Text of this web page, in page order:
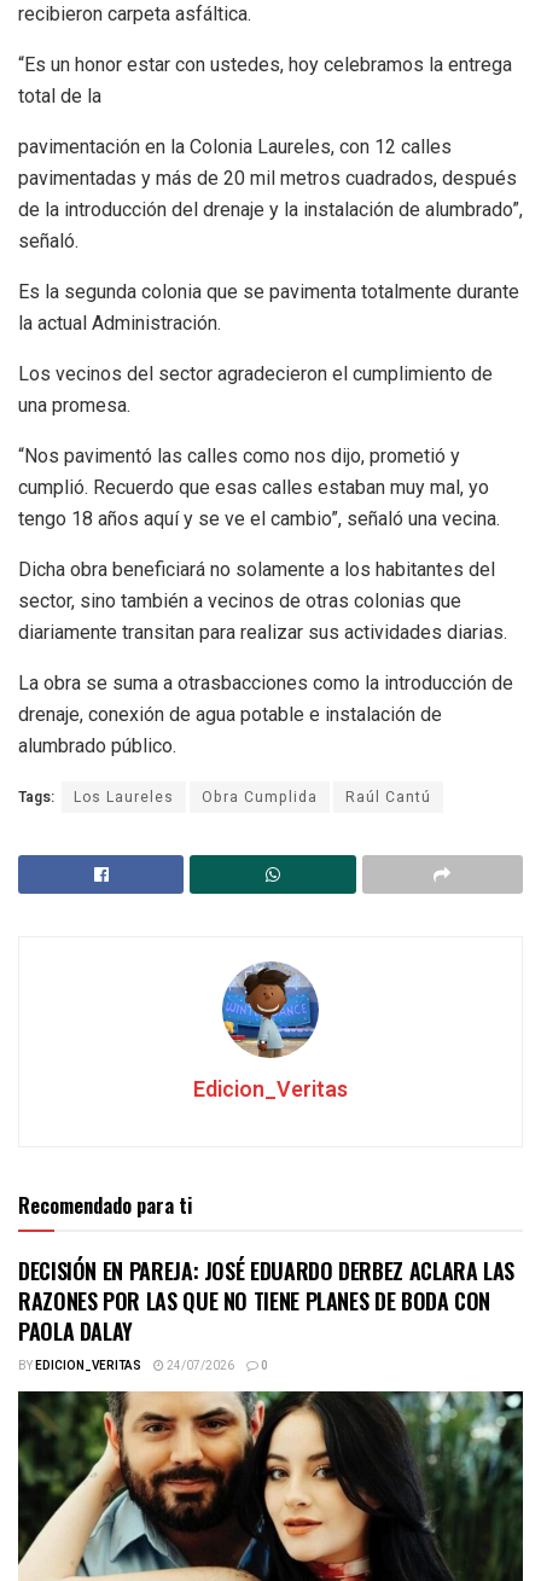
recibieron carpeta asfáltica.
“Es un honor estar con ustedes, hoy celebramos la entrega
total de la
pavimentación en la Colonia Laureles, con 12 calles
pavimentadas y más de 20 mil metros cuadrados, después
de la introducción del drenaje y la instalación de alumbrado”,
señaló.
Es la segunda colonia que se pavimenta totalmente durante
la actual Administración.
Los vecinos del sector agradecieron el cumplimiento de
una promesa.
“Nos pavimentó las calles como nos dijo, prometió y
cumplió. Recuerdo que esas calles estaban muy mal, yo
tengo 18 años aquí y se ve el cambio”, señaló una vecina.
Dicha obra beneficiará no solamente a los habitantes del
sector, sino también a vecinos de otras colonias que
diariamente transitan para realizar sus actividades diarias.
La obra se suma a otrasbacciones como la introducción de
drenaje, conexión de agua potable e instalación de
alumbrado público.
Tags: Los Laureles Obra Cumplida Raúl Cantú
Edicion_Veritas
Recomendado para ti
DECISIÓN EN PAREJA: JOSÉ EDUARDO DERBEZ ACLARA LAS
RAZONES POR LAS QUE NO TIENE PLANES DE BODA CON
PAOLA DALAY
BYEDICION_VERITAS 24/07/2026 0